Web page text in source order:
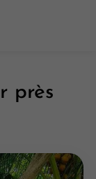
près